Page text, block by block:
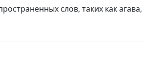
слов, таких как